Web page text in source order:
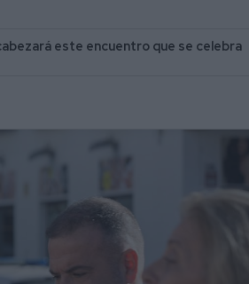
este encuentro que se celebra